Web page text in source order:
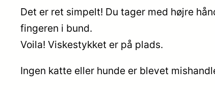
Det er ret simpelt! Du tager med højre
fingeren i bund.
Voila! Viskestykket er på plads.
Ingen katte eller hunde er blevet